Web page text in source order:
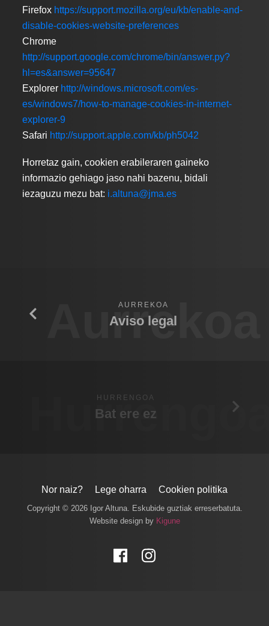
Firefox https://support.mozilla.org/eu/kb/enable-and-
disable-cookies-website-preferences
Chrome
http://support.google.com/chrome/bin/answer.py?
hl=es&answer=95647
Explorer http://windows.microsoft.com/es-
es/windows7/how-to-manage-cookies-in-internet-
explorer-9
Safari http://support.apple.com/kb/ph5042
Horretaz gain, cookien erabileraren gaineko
informazio gehiago jaso nahi bazenu, bidali
iezaguzu mezu bat: i.altuna@jma.es
Aurrekoa
AURREKOA
Aviso legal
HURRENGOA
Bat ere ez
Nor naiz? Lege oharra Cookien politika
Copyright © 2026 Igor Altuna. Eskubide guztiak erreserbatuta.
Website design by Kigune
Facebook
Instagram